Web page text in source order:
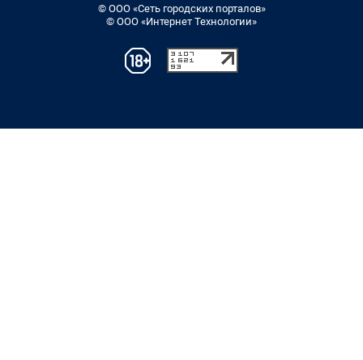
© ООО «Сеть городских порталов»
© ООО «Интернет Технологии»